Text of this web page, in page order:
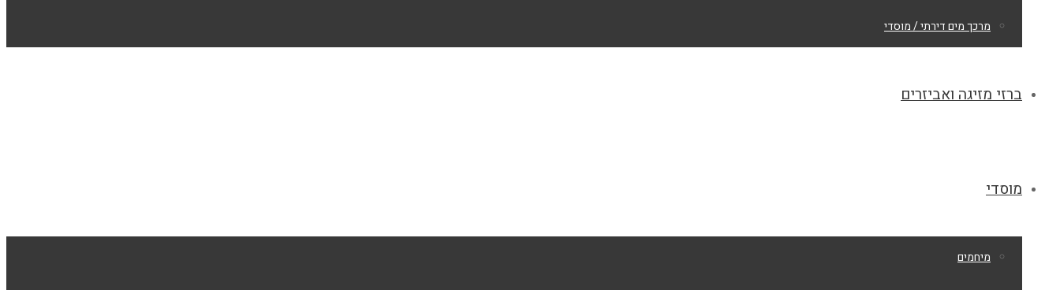
מרכך מים דירתי / מוסדי
ברזי מזיגה ואביזרים
מוסדי
מיחמים